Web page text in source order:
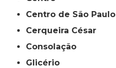
Centro de São Paulo
Cerqueira César
Consolação
Glicério